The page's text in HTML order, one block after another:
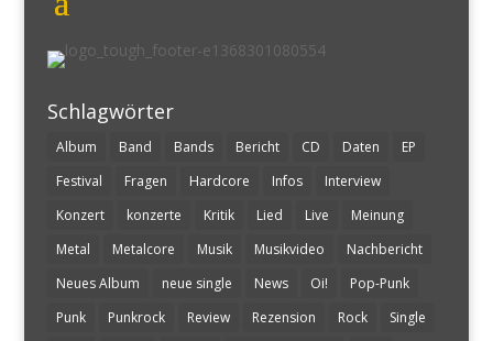
Schlagwörter
Album Band Bands Bericht CD Daten
EP
Festival
Fragen Hardcore Infos
Interview
Konzert
konzerte Kritik Lied Live
Meinung
Metal
Metalcore Musik Musikvideo
Nachbericht
Neues Album
neue single News Oi!
Pop-Punk
Punk
Punkrock Review Rezension Rock Single